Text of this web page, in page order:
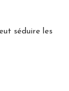
séduire les